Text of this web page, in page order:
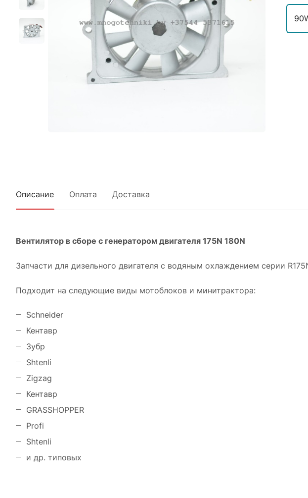
Описание Оплата Доставка
Вентилятор в сборе с генератором двигателя 175N 180N
Запчасти для дизельного двигателя с водяным охлаждением серии
Подходит на следующие виды мотоблоков и минитрактора:
Schneider
Кентавр
Зубр
Shtenli
Zigzag
Кентавр
GRASSHOPPER
Profi
Shtenli
и др. типовых